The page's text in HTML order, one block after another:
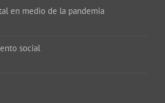
en medio de la pandemia
social